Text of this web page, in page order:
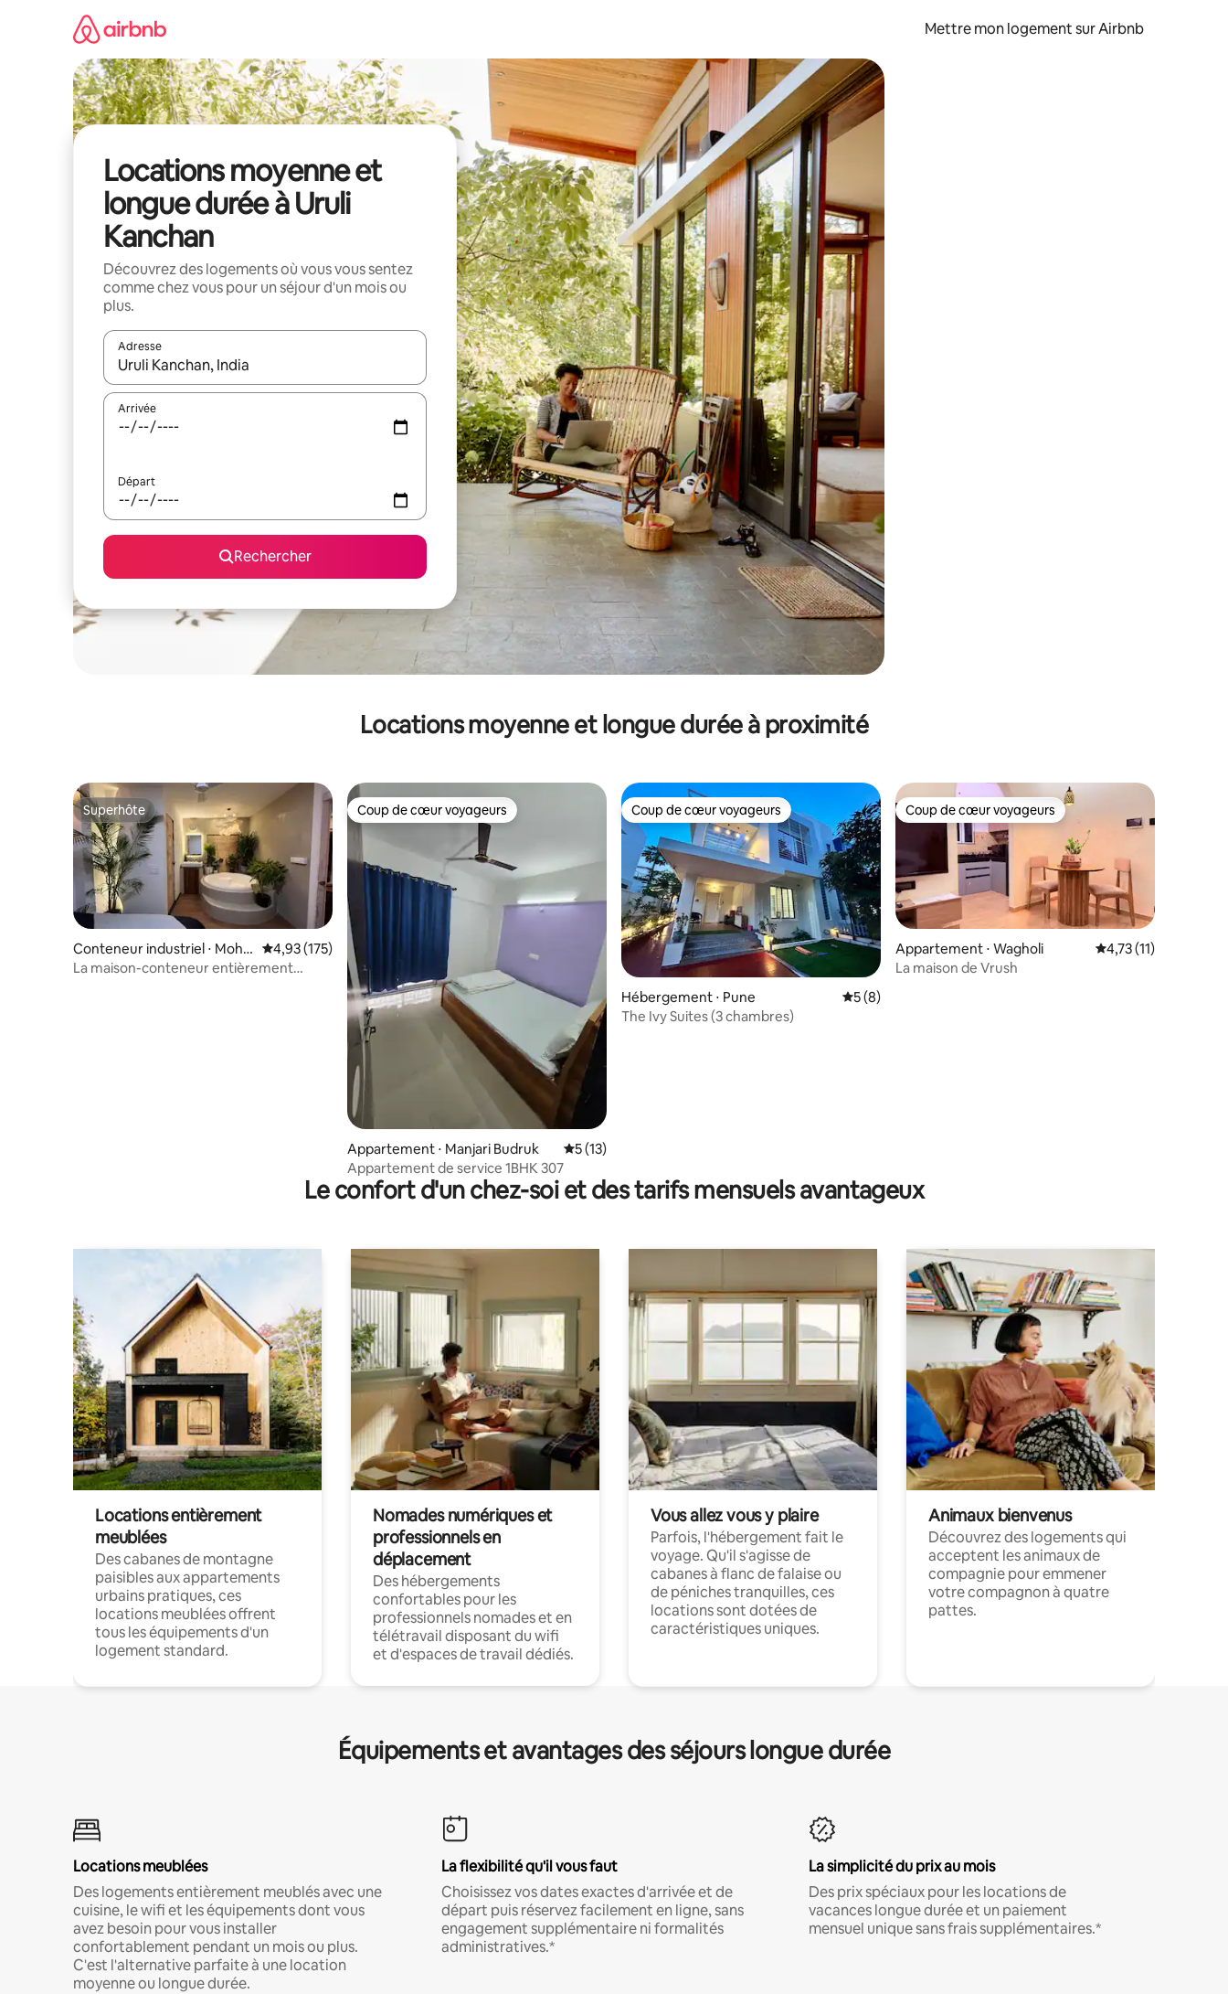
Mettre mon logement sur Airbnb
Locations moyenne et
longue durée à Uruli
Kanchan
Découvrez des logements où vous vous sentez
comme chez vous pour un séjour d'un mois ou
plus.
Adresse
Lorsque les résultats s'affichent, utilisez les flèches vers le haut et vers le bas pour les parcourir ou en appuyant et en faisant glisser.
Arrivée
Départ
Rechercher
Locations moyenne et longue durée à proximité
Superhôte
Superhôte
Conteneur industriel ⋅ Moha
mmadwadi
Évaluation moyenne sur la base de 175 commentaires : 4,93 sur 5
4,93 (175)
La maison-conteneur entièrement
Coup de cœur voyageurs
Coup de cœur voyageurs
Appartement ⋅ Manjari Budruk Évaluation moyenne sur la base de 13 commentaires : 5 sur 5
5 (13)
Appartement de service 1BHK 307
Coup de cœur voyageurs
Coup de cœur voyageurs
Hébergement ⋅ Pune Évaluation moyenne sur la base de 8 commentaires : 5 sur 5
5 (8)
The Ivy Suites (3 chambres)
Coup de cœur voyageurs
Coup de cœur voyageurs
Appartement ⋅ Wagholi Évaluation moyenne
4,73 (11)
La maison de Vrush
Le confort d'un chez-soi et des tarifs mensuels avantageux
Locations entièrement
meublées
Des cabanes de montagne
paisibles aux appartements
urbains pratiques, ces
locations meublées offrent
tous les équipements d'un
logement standard.
Nomades numériques et
professionnels en
déplacement
Des hébergements
confortables pour les
professionnels nomades et en
télétravail disposant du wifi
et d'espaces de travail dédiés.
Vous allez vous y plaire
Parfois, l'hébergement fait le
voyage. Qu'il s'agisse de
cabanes à flanc de falaise ou
de péniches tranquilles, ces
locations sont dotées de
caractéristiques uniques.
Animaux bienvenus
Découvrez des logements qui
acceptent les animaux de
compagnie pour emmener
votre compagnon à quatre
pattes.
Équipements et avantages des séjours longue durée
Locations meublées
Des logements entièrement meublés avec une
cuisine, le wifi et les équipements dont vous
avez besoin pour vous installer
confortablement pendant un mois ou plus.
C'est l'alternative parfaite à une location
moyenne ou longue durée.
La flexibilité qu'il vous faut
Choisissez vos dates exactes d'arrivée et de
départ puis réservez facilement en ligne, sans
engagement supplémentaire ni formalités
administratives.*
La simplicité du prix au mois
Des prix spéciaux pour les locations de
vacances longue durée et un paiement
mensuel unique sans frais supplémentaires.*